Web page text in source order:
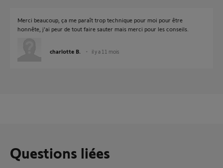
Merci beaucoup, ça me paraît trop technique pour moi pour être
honnête, j'ai peur de tout faire sauter mais merci pour les conseils.
charlotte B. il y a 11 mois
Questions liées